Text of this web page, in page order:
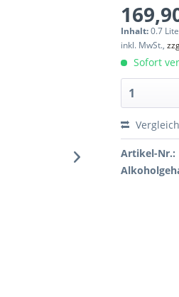
Inhalt:0.7
inkl. MwSt.,
Sofort
Artikel-Nr.: